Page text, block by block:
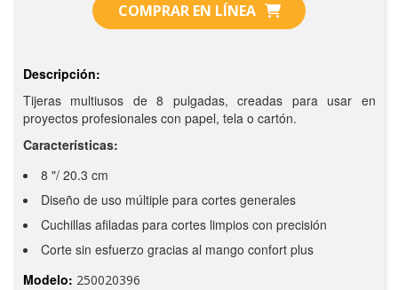
COMPRAR EN LÍNEA
Descripción:
Tijeras multiusos de 8 pulgadas, creadas para usar en
proyectos profesionales con papel, tela o cartón.
Características:
8 "/ 20.3 cm
Diseño de uso múltiple para cortes generales
Cuchillas afiladas para cortes limpios con precisión
Corte sin esfuerzo gracias al mango confort plus
Modelo: 250020396